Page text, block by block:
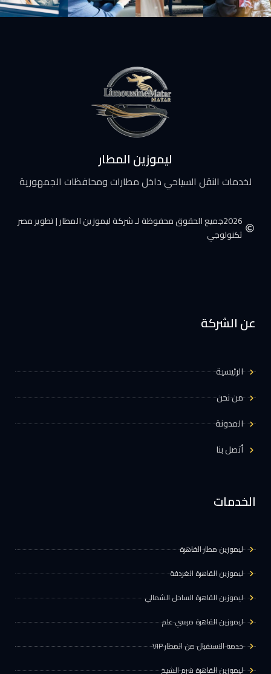
ليموزين المطار
لخدمات النقل السياحي داخل مطارات ومحافظات الجمهورية
2026جميع الحقوق محفوظة لـ شركة ليموزين المطار | تطوير مصر
تكنولوجي
عن الشركة
الرئيسية
من نحن
المدونة
أتصل بنا
الخدمات
ليموزين مطار القاهرة
ليموزين القاهرة الغردقة
ليموزين القاهرة الساحل الشمالي
ليموزين القاهرة مرسي علم
خدمة الاستقبال من المطار VIP
ليموزين القاهرة شرم الشيخ